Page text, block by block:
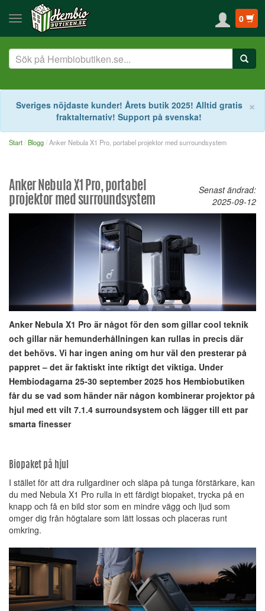
0
×
Sveriges nöjdaste kunder! Årets butik 2025! Alltid gratis
fraktalternativ! Support på svenska!
Start Blogg Anker Nebula X1 Pro, portabel projektor med surroundsystem
Anker Nebula X1 Pro, portabel
projektor med surroundsystem
Senast ändrad:
2025-09-12
Anker Nebula X1 Pro är något för den som gillar cool teknik
och gillar när hemunderhållningen kan rullas in precis där
det behövs. Vi har ingen aning om hur väl den presterar på
pappret – det är faktiskt inte riktigt det viktiga. Under
Hembiodagarna 25-30 september 2025 hos Hembiobutiken
får du se vad som händer när någon kombinerar projektor på
hjul med ett vilt 7.1.4 surroundsystem och lägger till ett par
smarta finesser
Biopaket på hjul
I stället för att dra rullgardiner och släpa på tunga förstärkare, kan
du med Nebula X1 Pro rulla in ett färdigt biopaket, trycka på en
knapp och få en bild stor som en mindre vägg och ljud som
omger dig från högtalare som lätt lossas och placeras runt
omkring.